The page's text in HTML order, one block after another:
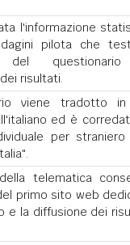
l'informazione
pilota che
del
risultati.
viene tradotto
ed è
per straniero
telematica
primo sito web
e la diffusione dei